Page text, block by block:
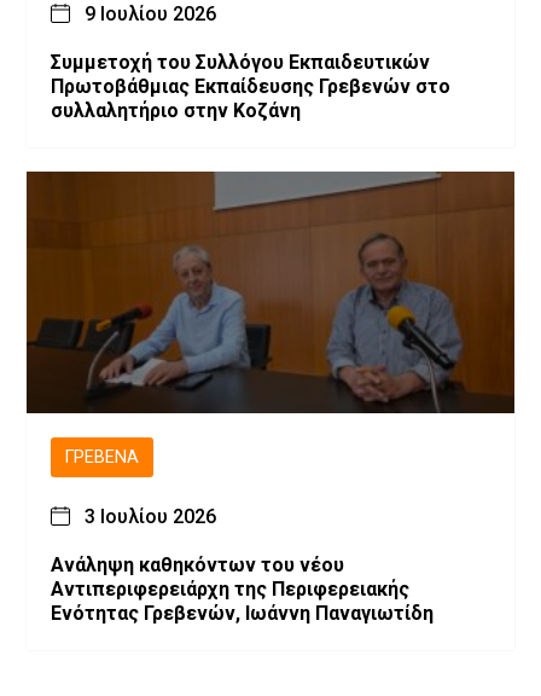
9 Ιουλίου 2026
Συμμετοχή του Συλλόγου Εκπαιδευτικών
Πρωτοβάθμιας Εκπαίδευσης Γρεβενών στο
συλλαλητήριο στην Κοζάνη
ΓΡΕΒΕΝΆ
3 Ιουλίου 2026
Ανάληψη καθηκόντων του νέου
Αντιπεριφερειάρχη της Περιφερειακής
Ενότητας Γρεβενών, Ιωάννη Παναγιωτίδη